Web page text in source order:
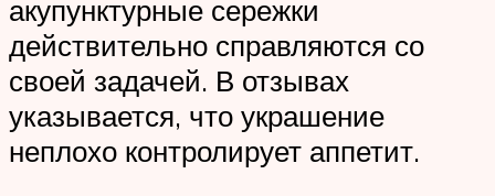
акупунктурные сережки
действительно справляются со
своей задачей. В отзывах
указывается, что украшение
неплохо контролирует аппетит.